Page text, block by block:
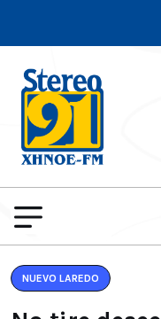
NUEVO LAREDO